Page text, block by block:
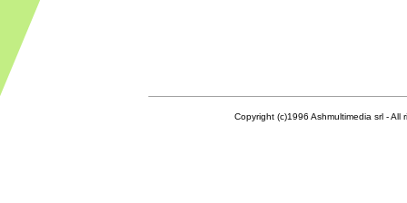
Copyright (c)1996 Ashmultimedia srl - All